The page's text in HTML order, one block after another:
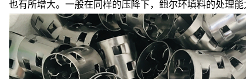
也有所增大。一般在同样的压降下，鲍尔环填料的处理